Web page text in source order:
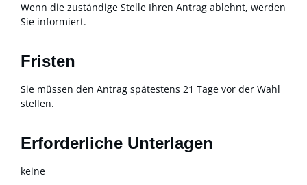
Wenn die zuständige Stelle Ihren Antrag ablehnt, werden
Sie informiert.
Fristen
Sie müssen den Antrag spätestens 21 Tage vor der Wahl
stellen.
Erforderliche Unterlagen
keine